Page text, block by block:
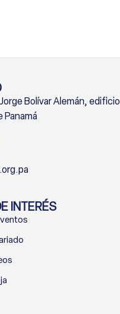
Bolívar Alemán, edificio
Panamá
INTERÉS